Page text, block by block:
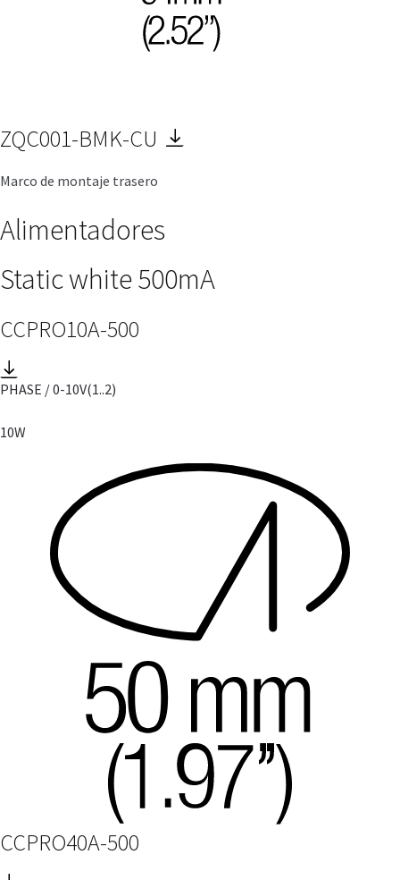
ZQC001-BMK-CU
Marco de montaje trasero
Alimentadores
Static white 500mA
CCPRO10A-500
PHASE / 0-10V(1..2)
10W
CCPRO40A-500